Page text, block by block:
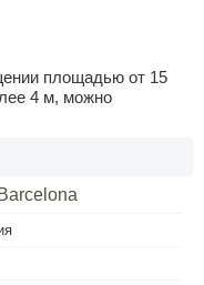
площадью от 15
4 м, можно